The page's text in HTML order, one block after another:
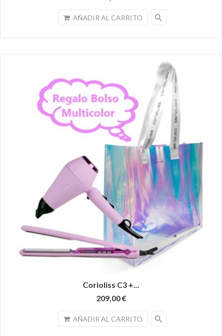
AÑADIR AL CARRITO search
Corioliss C3 +...
209,00 €
AÑADIR AL CARRITO search